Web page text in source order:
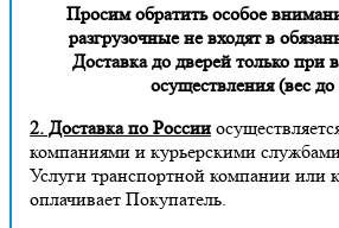
Просим обратить особое
разгрузочные не входят в
Доставка до дверей только при
осуществления (вес до
2. Доставка по России
компаниями и курьерскими
Услуги транспортной компании или
оплачивает Покупатель.